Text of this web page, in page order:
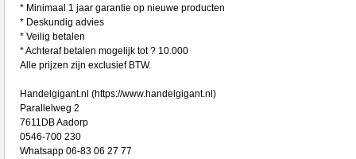
* Minimaal 1 jaar garantie op nieuwe producten
* Deskundig advies
* Veilig betalen
* Achteraf betalen mogelijk tot ? 10.000
Alle prijzen zijn exclusief BTW.
Handelgigant.nl (https://www.handelgigant.nl)
Parallelweg 2
7611DB Aadorp
0546-700 230
Whatsapp 06-83 06 27 77